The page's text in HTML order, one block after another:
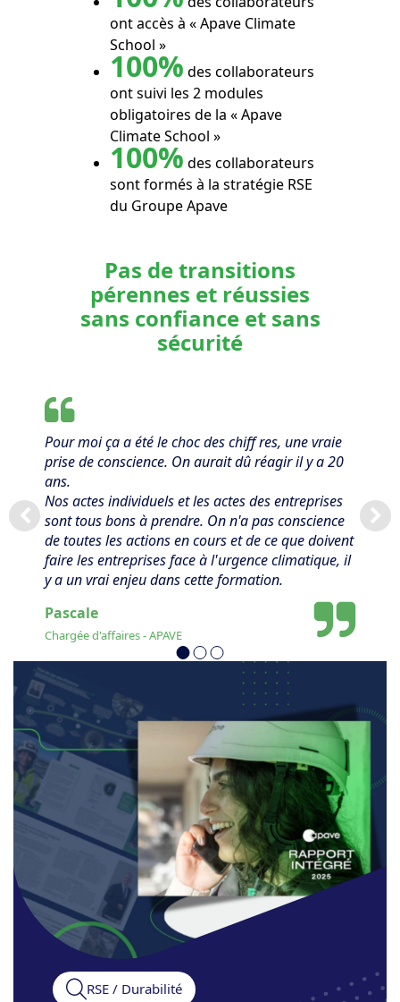
ont accès à « Apave Climate
School »
100% des collaborateurs
ont suivi les 2 modules
obligatoires de la « Apave
Climate School »
100% des collaborateurs
sont formés à la stratégie RSE
du Groupe Apave
Pas de transitions
pérennes et réussies
sans confiance et sans
sécurité
Pour moi ça a été le choc des chiff res, une vraie
prise de conscience. On aurait dû réagir il y a 20
ans.
Nos actes individuels et les actes des entreprises
sont tous bons à prendre. On n'a pas conscience
de toutes les actions en cours et de ce que doivent
faire les entreprises face à l'urgence climatique, il
y a un vrai enjeu dans cette formation.
Pascale
Chargée d'affaires - APAVE
RSE / Durabilité